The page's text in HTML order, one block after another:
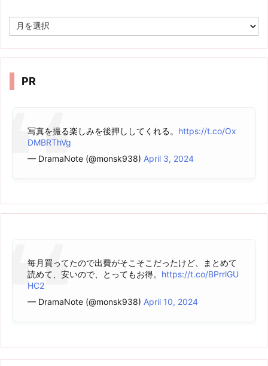
ー
イ
PR
写真を撮る楽しみを後押ししてくれる。 https://t.co/Ox
DMBRThVg
— DramaNote (@monsk938) April 3, 2024
毎月買ってたので出費がそこそこだったけど、まとめて
読めて、安いので、とってもお得。 https://t.co/BPrrlGU
HC2
— DramaNote (@monsk938) April 10, 2024